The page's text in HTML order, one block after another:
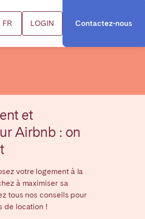
FR LOGIN Contactez-nous
et
Airbnb : on
votre logement à la
à maximiser sa
tous nos conseils pour
de location !
Fermer